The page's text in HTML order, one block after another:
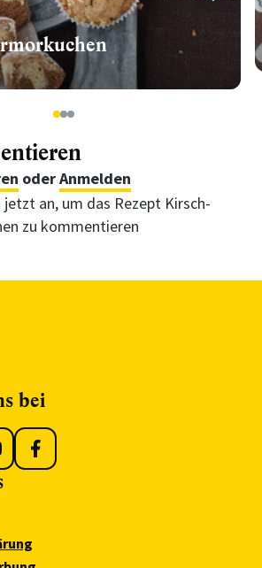
123
oderAnmelden
jetzt an, um das Rezept Kirsch-
zu kommentieren
bei